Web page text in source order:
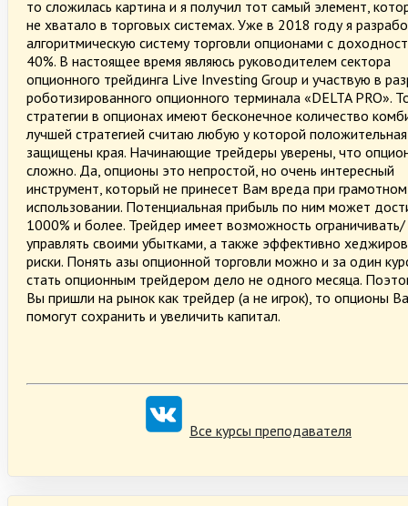
то сложилась картина и я получил тот самый элемент,
не хватало в торговых системах. Уже в 2018 году я
алгоритмическую систему торговли опционами с
40%. В настоящее время являюсь руководителем сектора
опционного трейдинга Live Investing Group и участвую в
роботизированного опционного терминала «DELTA PRO».
стратегии в опционах имеют бесконечное количество
лучшей стратегией считаю любую у которой
защищены края. Начинающие трейдеры уверены, что
сложно. Да, опционы это непростой, но очень интересный
инструмент, который не принесет Вам вреда при грамотном
использовании. Потенциальная прибыль по ним может
1000% и более. Трейдер имеет возможность ограничивать/
управлять своими убытками, а также эффективно
риски. Понять азы опционной торговли можно и за один
стать опционным трейдером дело не одного месяца.
Вы пришли на рынок как трейдер (а не игрок), то опционы
помогут сохранить и увеличить капитал.
Все курсы преподавателя